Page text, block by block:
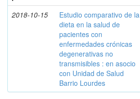
2018-10-15
Estudio comparativo de la
dieta en la salud de
pacientes con
enfermedades crónicas
degenerativas no
transmisibles : en asocio
con Unidad de Salud
Barrio Lourdes